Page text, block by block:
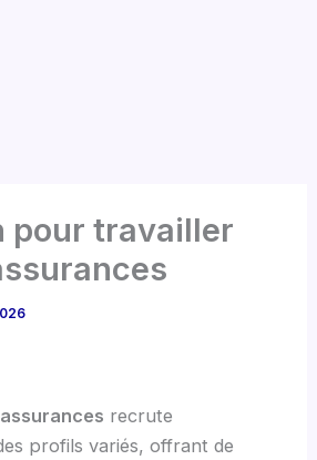
pour travailler
assurances recrute
profils variés, offrant de